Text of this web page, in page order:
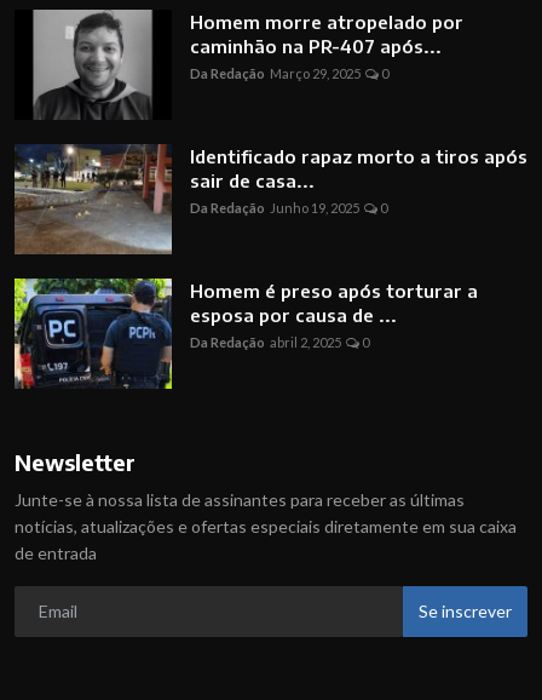
Homem morre atropelado por
caminhão na PR-407 após...
Da Redação Março 29, 2025 0
Identificado rapaz morto a tiros após
sair de casa...
Da Redação Junho 19, 2025 0
Homem é preso após torturar a
esposa por causa de ...
Da Redação abril 2, 2025 0
Newsletter
Junte-se à nossa lista de assinantes para receber as últimas
notícias, atualizações e ofertas especiais diretamente em sua caixa
de entrada
Se inscrever